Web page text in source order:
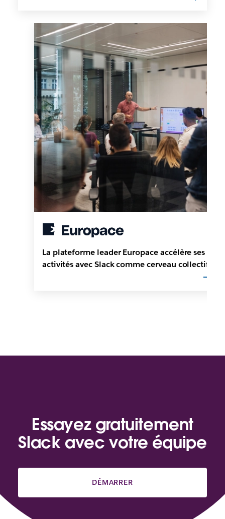
La plateforme leader Europace accélère ses
activités avec Slack comme cerveau collectif
Essayez gratuitement
Slack avec votre équipe
DÉMARRER